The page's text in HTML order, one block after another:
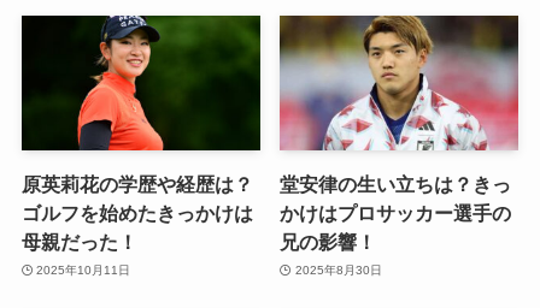
原英莉花の学歴や経歴は？
ゴルフを始めたきっかけは
母親だった！
2025年10月11日
堂安律の生い立ちは？きっ
かけはプロサッカー選手の
兄の影響！
2025年8月30日